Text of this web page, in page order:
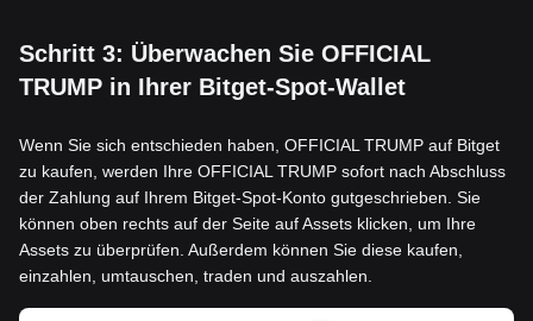
Schritt 3: Überwachen Sie OFFICIAL
TRUMP in Ihrer Bitget-Spot-Wallet
Wenn Sie sich entschieden haben, OFFICIAL TRUMP auf Bitget
zu kaufen, werden Ihre OFFICIAL TRUMP sofort nach Abschluss
der Zahlung auf Ihrem Bitget-Spot-Konto gutgeschrieben. Sie
können oben rechts auf der Seite auf Assets klicken, um Ihre
Assets zu überprüfen. Außerdem können Sie diese kaufen,
einzahlen, umtauschen, traden und auszahlen.